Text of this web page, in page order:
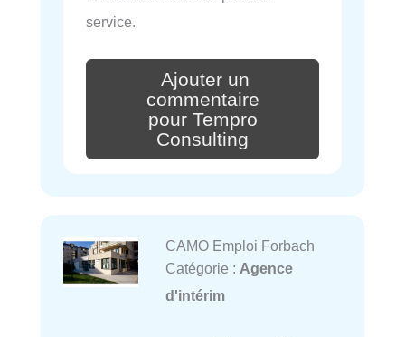
service.
Ajouter un
commentaire
pour Tempro
Consulting
CAMO Emploi Forbach
Catégorie : Agence
d'intérim